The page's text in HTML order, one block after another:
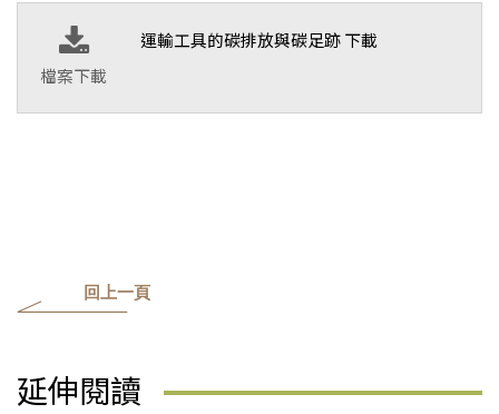
檔案下載
運輸工具的碳排放與碳足跡 下載
回上一頁
延伸閱讀